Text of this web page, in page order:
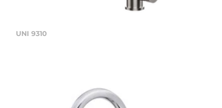
UNI 9310